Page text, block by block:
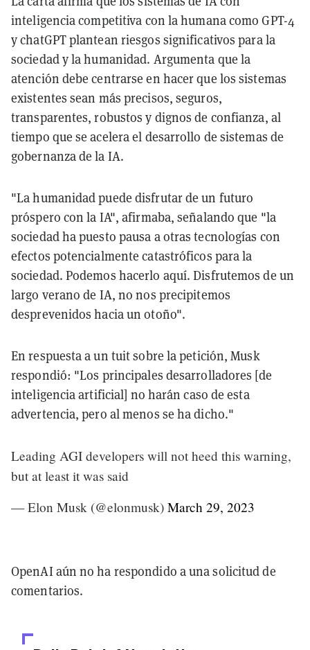
inteligencia competitiva con la humana como GPT-4
y chatGPT plantean riesgos significativos para la
sociedad y la humanidad. Argumenta que la
atención debe centrarse en hacer que los sistemas
existentes sean más precisos, seguros,
transparentes, robustos y dignos de confianza, al
tiempo que se acelera el desarrollo de sistemas de
gobernanza de la IA.
"La humanidad puede disfrutar de un futuro
próspero con la IA", afirmaba, señalando que "la
sociedad ha puesto pausa a otras tecnologías con
efectos potencialmente catastróficos para la
sociedad. Podemos hacerlo aquí. Disfrutemos de un
largo verano de IA, no nos precipitemos
desprevenidos hacia un otoño".
En respuesta a un tuit sobre la petición, Musk
respondió: "Los principales desarrolladores [de
inteligencia artificial] no harán caso de esta
advertencia, pero al menos se ha dicho."
Leading AGI developers will not heed this warning,
but at least it was said
— Elon Musk (@elonmusk) March 29, 2023
OpenAI aún no ha respondido a una solicitud de
comentarios.